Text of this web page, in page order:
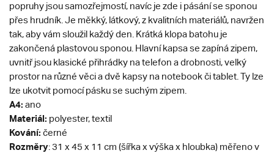
popruhy jsou samozřejmostí, navíc je zde i pásání se sponou
přes hrudník. Je měkký, látkový, z kvalitních materiálů, navržen
tak, aby vám sloužil každý den. Krátká klopa batohu je
zakončená plastovou sponou. Hlavní kapsa se zapíná zipem,
uvnitř jsou klasické přihrádky na telefon a drobnosti, velký
prostor na různé věci a dvě kapsy na notebook či tablet. Ty lze
lze ukotvit pomocí pásku se suchým zipem.
A4: ano
Materiál: polyester, textil
Kování: černé
Rozměry: 31 x 45 x 11 cm (šířka x výška x hloubka) měřeno v